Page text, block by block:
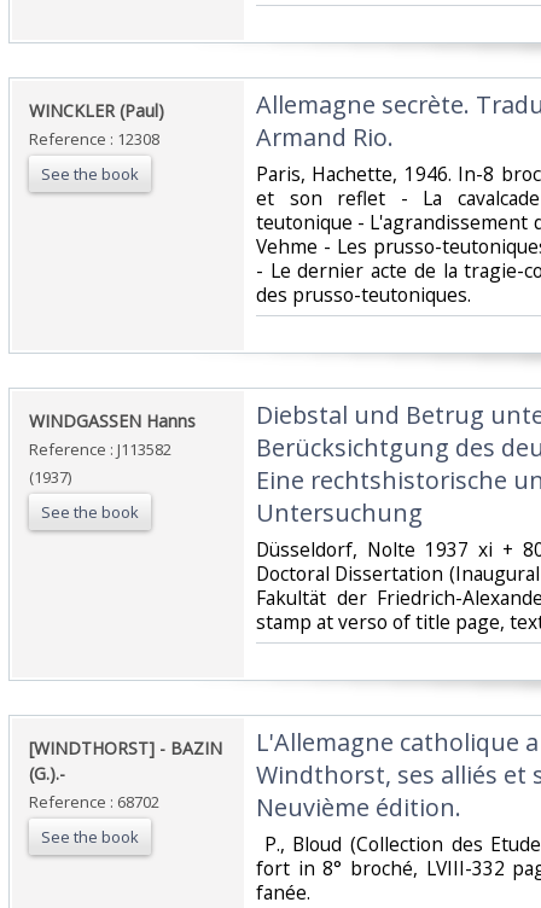
‎WINCKLER (Paul)‎
Reference : 12308
See the book
‎Allemagne secrète.
Armand Rio.‎
‎Paris, Hachette, 1946. In-8
et son reflet - La
teutonique - L'agrandissement
Vehme - Les prusso-
- Le dernier acte de la tragie-
des prusso-teutoniques. ‎
‎WINDGASSEN Hanns‎
Reference : J113582
(1937)
See the book
‎Diebstal und Betrug
Berücksichtgung des
Eine rechtshistorische
Untersuchung‎
‎Düsseldorf, Nolte 1937 xi +
Doctoral Dissertation
Fakultät der Friedrich-
stamp at verso of title page,
‎[WINDTHORST] - BAZIN
(G.).-‎
Reference : 68702
See the book
‎L'Allemagne catholique
Windthorst, ses alliés et
Neuvième édition.‎
P., Bloud (Collection des
fort in 8° broché, LVIII-332
fanée. ‎